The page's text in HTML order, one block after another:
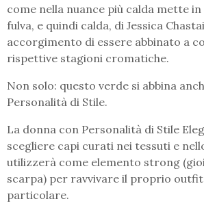
come nella nuance più calda mette
fulva, e quindi calda, di Jessica
accorgimento di essere abbinato a
rispettive stagioni cromatiche.
Non solo: questo verde si abbina
Personalità di Stile.
La donna con Personalità di Stile
scegliere capi curati nei tessuti e
utilizzerà come elemento strong
scarpa) per ravvivare il proprio
particolare.